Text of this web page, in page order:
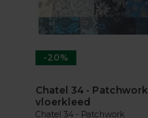
-20%
Chatel 34 - Patchwork
vloerkleed
Chatel 34 - Patchwork